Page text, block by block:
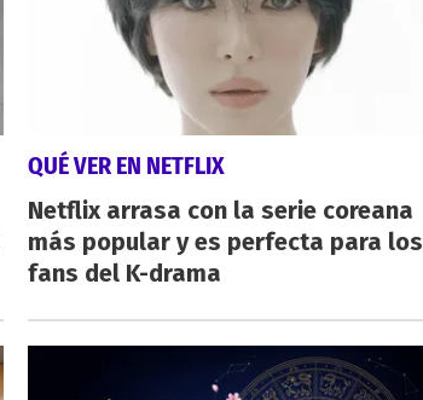
QUÉ VER EN NETFLIX
Netflix arrasa con la serie coreana
más popular y es perfecta para los
fans del K-drama